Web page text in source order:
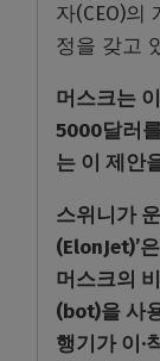
자(CEO)의
정을 갖고
머스크는
5000달러
는 이 제안
스위니가
(ElonJet)’
머스크의
(bot)을 사
행기가 이·